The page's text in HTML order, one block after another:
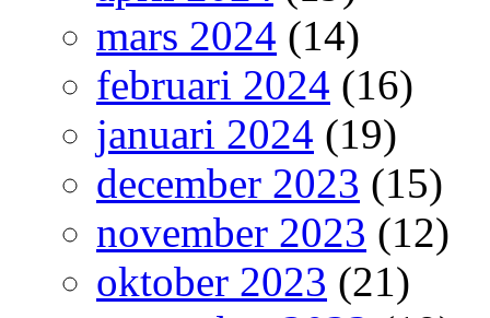
mars 2024 (14)
februari 2024 (16)
januari 2024 (19)
december 2023 (15)
november 2023 (12)
oktober 2023 (21)